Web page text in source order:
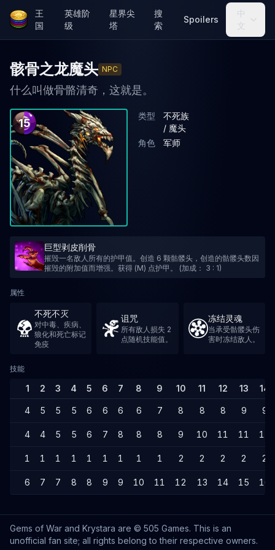
王
国
英雄阶
级
星界尖
塔
搜
索
Spoilers
中
文
骸骨之龙魔头 NPC
什么叫做骨骼清奇，这就是。
15
类型
不死族
/ 魔头
角色
军师
巨型剥皮削骨
摧毁一名敌人所有的护甲值。创造 6 颗骷髅头，创造的骷髅头数因
摧毁的附加值而增强。获得 (M) 点护甲。 (加成： 3 : 1)
属性
不死不灭
对中毒、疾病、
狼化和死亡标记
免疫
诅咒
所有敌人损失 2
点随机技能值。
冻结灵魂
当承受骷髅头伤
害时冻结敌人。
技能
1 2 3 4 5 6 7 8 9 10 11 12 13 14
4 5 5 5 6 6 6 6 7 8 8 8 9 9
4 4 5 5 6 7 8 8 8 9 10 11 11 11
1 1 1 1 1 1 1 1 1 2 2 2 2 2
6 7 7 8 8 9 9 10 11 12 13 14 15 16
Gems of War and Krystara are © 505 Games. This is an
unofficial fan site; all rights belong to their respective owners.